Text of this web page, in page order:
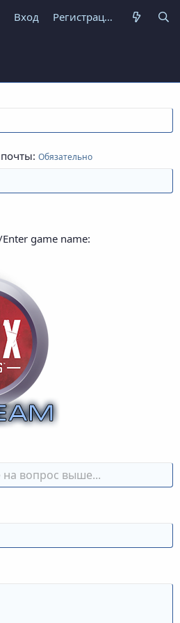
Вход Регистрация
Обязательно
game name: